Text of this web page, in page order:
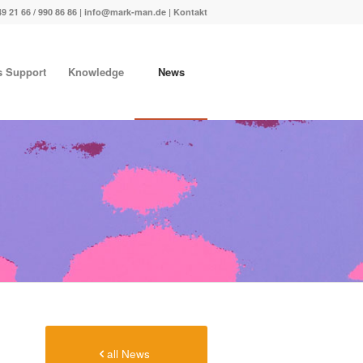
21 66 / 990 86 86 | info@mark-man.de | Kontakt
Support Knowledge News
all News